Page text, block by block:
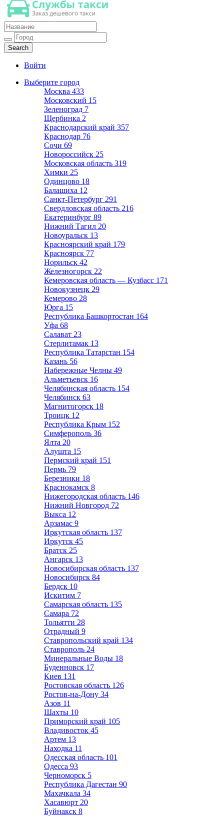
Такси недорогое
Заказ хорошего дешевого такси
Войти
Выберите город
Москва 433
Московский 15
Зеленоград 7
Щербинка 2
Краснодарский край 357
Краснодар 76
Сочи 69
Новороссийск 25
Московская область 319
Химки 25
Одинцово 18
Балашиха 12
Санкт-Петербург 291
Свердловская область 216
Екатеринбург 89
Нижний Тагил 20
Новоуральск 13
Красноярский край 179
Красноярск 77
Норильск 42
Железногорск 22
Кемеровская область — Кузбасс 171
Новокузнецк 29
Кемерово 28
Юрга 15
Республика Башкортостан 164
Уфа 68
Салават 23
Стерлитамак 13
Республика Татарстан 154
Казань 56
Набережные Челны 49
Альметьевск 16
Челябинская область 154
Челябинск 63
Магнитогорск 18
Троицк 12
Республика Крым 152
Симферополь 36
Ялта 20
Алушта 15
Пермский край 151
Пермь 79
Березники 18
Краснокамск 8
Нижегородская область 146
Нижний Новгород 72
Выкса 12
Арзамас 9
Иркутская область 137
Иркутск 45
Братск 25
Ангарск 13
Новосибирская область 137
Новосибирск 84
Бердск 10
Искитим 7
Самарская область 135
Самара 72
Тольятти 28
Отрадный 9
Ставропольский край 134
Ставрополь 24
Минеральные Воды 18
Буденновск 17
Киев 131
Ростовская область 126
Ростов-на-Дону 34
Азов 11
Шахты 10
Приморский край 105
Владивосток 45
Артем 13
Находка 11
Одесская область 101
Одесса 93
Черноморск 5
Республика Дагестан 90
Махачкала 34
Хасавюрт 20
Буйнакск 8